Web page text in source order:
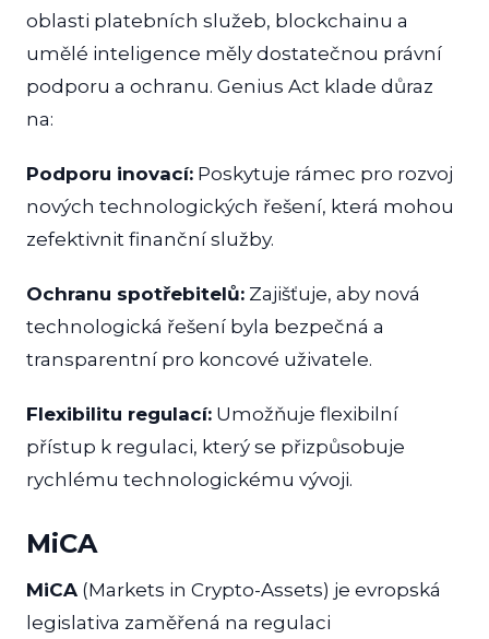
oblasti platebních služeb, blockchainu a
umělé inteligence měly dostatečnou právní
podporu a ochranu. Genius Act klade důraz
na:
Podporu inovací: Poskytuje rámec pro rozvoj
nových technologických řešení, která mohou
zefektivnit finanční služby.
Ochranu spotřebitelů: Zajišťuje, aby nová
technologická řešení byla bezpečná a
transparentní pro koncové uživatele.
Flexibilitu regulací: Umožňuje flexibilní
přístup k regulaci, který se přizpůsobuje
rychlému technologickému vývoji.
MiCA
MiCA (Markets in Crypto-Assets) je evropská
legislativa zaměřená na regulaci